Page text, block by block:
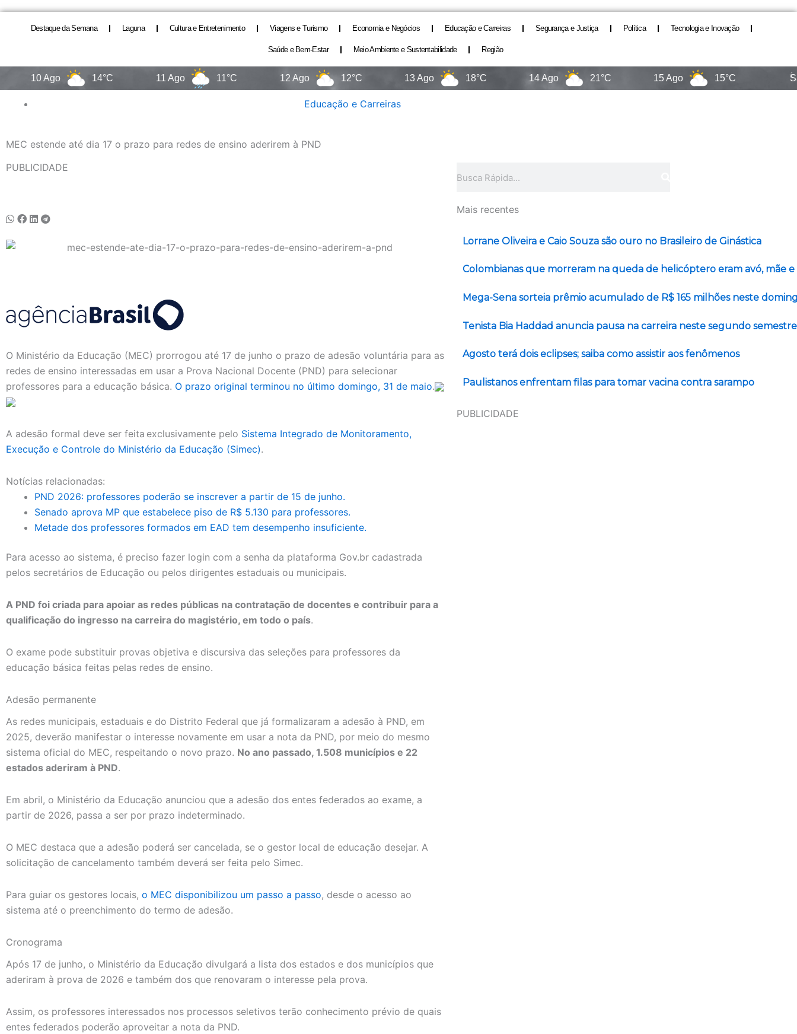
Destaque da Semana Laguna Cultura e Entretenimento Viagens e Turismo Economia e Negócios Educação e Carreiras Segurança e Justiça Política Tecnologia e Inovação
Saúde e Bem-Estar Meio Ambiente e Sustentabilidade Região
14°C 11°C 12°C 18°C 21°C 15°C Santa
Educação e Carreiras
MEC estende até dia 17 o prazo para redes de ensino aderirem à PND
PUBLICIDADE
O Ministério da Educação (MEC) prorrogou até 17 de junho o prazo de adesão voluntária para as
redes de ensino interessadas em usar a Prova Nacional Docente (PND) para selecionar
professores para a educação básica. O prazo original terminou no último domingo, 31 de maio.
A adesão formal deve ser feita exclusivamente pelo Sistema Integrado de Monitoramento,
Execução e Controle do Ministério da Educação (Simec).
Notícias relacionadas:
PND 2026: professores poderão se inscrever a partir de 15 de junho.
Senado aprova MP que estabelece piso de R$ 5.130 para professores.
Metade dos professores formados em EAD tem desempenho insuficiente.
Para acesso ao sistema, é preciso fazer login com a senha da plataforma Gov.br cadastrada
pelos secretários de Educação ou pelos dirigentes estaduais ou municipais.
A PND foi criada para apoiar as redes públicas na contratação de docentes e contribuir para a
qualificação do ingresso na carreira do magistério, em todo o país.
O exame pode substituir provas objetiva e discursiva das seleções para professores da
educação básica feitas pelas redes de ensino.
Adesão permanente
As redes municipais, estaduais e do Distrito Federal que já formalizaram a adesão à PND, em
2025, deverão manifestar o interesse novamente em usar a nota da PND, por meio do mesmo
sistema oficial do MEC, respeitando o novo prazo. No ano passado, 1.508 municípios e 22
estados aderiram à PND.
Em abril, o Ministério da Educação anunciou que a adesão dos entes federados ao exame, a
partir de 2026, passa a ser por prazo indeterminado.
O MEC destaca que a adesão poderá ser cancelada, se o gestor local de educação desejar. A
solicitação de cancelamento também deverá ser feita pelo Simec.
Para guiar os gestores locais, o MEC disponibilizou um passo a passo, desde o acesso ao
sistema até o preenchimento do termo de adesão.
Cronograma
Após 17 de junho, o Ministério da Educação divulgará a lista dos estados e dos municípios que
aderiram à prova de 2026 e também dos que renovaram o interesse pela prova.
Assim, os professores interessados nos processos seletivos terão conhecimento prévio de quais
entes federados poderão aproveitar a nota da PND.
Mais recentes
Lorrane Oliveira e Caio Souza são ouro no Brasileiro de Ginástica
Colombianas que morreram na queda de helicóptero eram avó, mãe
Mega-Sena sorteia prêmio acumulado de R$ 165 milhões neste
Tenista Bia Haddad anuncia pausa na carreira neste segundo semestre
Agosto terá dois eclipses; saiba como assistir aos fenômenos
Paulistanos enfrentam filas para tomar vacina contra sarampo
PUBLICIDADE